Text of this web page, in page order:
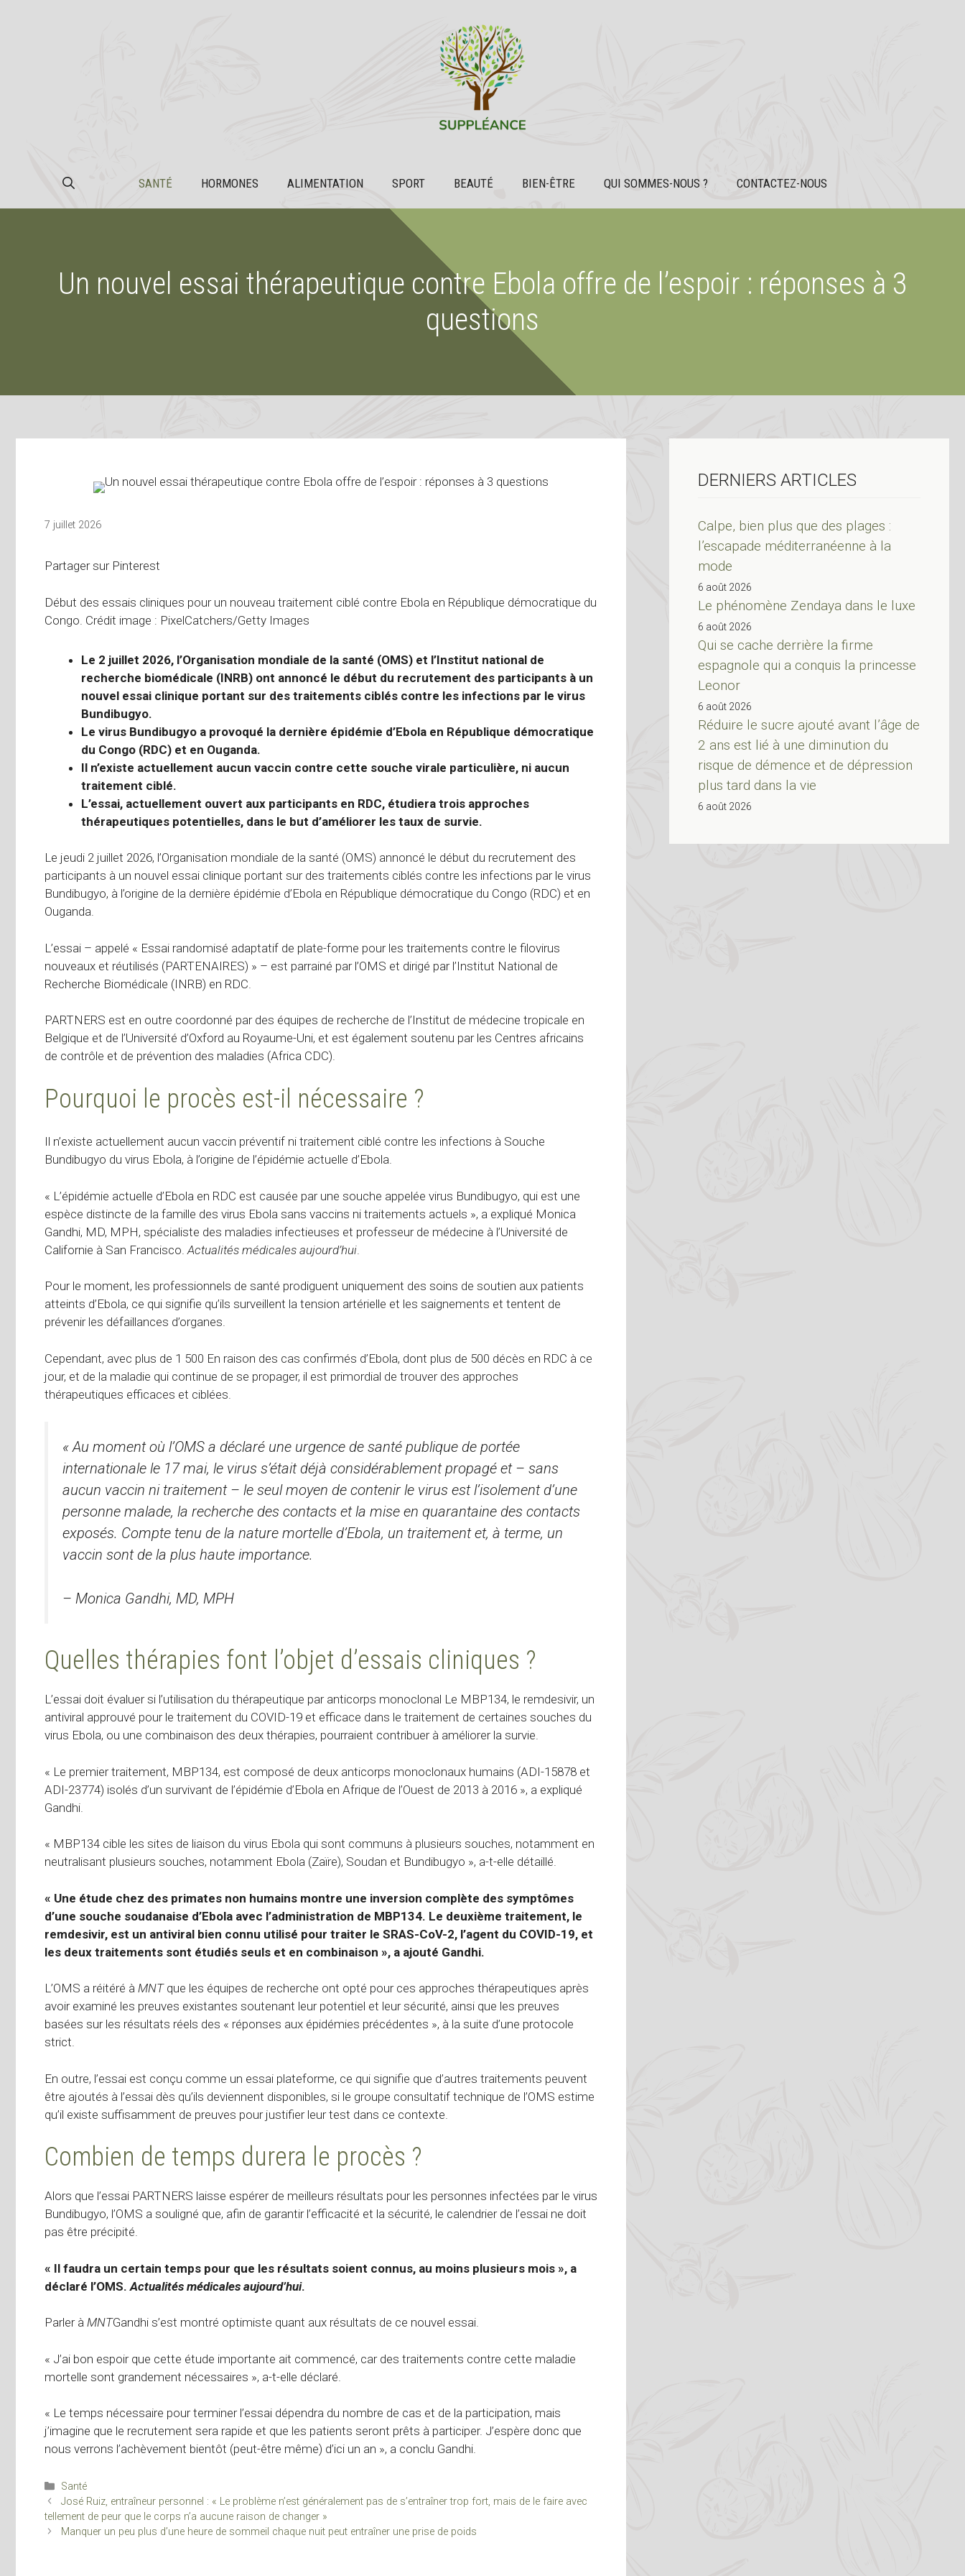
SANTÉ HORMONES ALIMENTATION SPORT BEAUTÉ BIEN-ÊTRE QUI SOMMES-NOUS ? CONTACTEZ-NOUS
Un nouvel essai thérapeutique contre Ebola offre de l’espoir : réponses à 3
questions
7 juillet 2026
Partager sur Pinterest
Début des essais cliniques pour un nouveau traitement ciblé contre Ebola en République démocratique du
Congo. Crédit image : PixelCatchers/Getty Images
Le 2 juillet 2026, l’Organisation mondiale de la santé (OMS) et l’Institut national de
recherche biomédicale (INRB) ont annoncé le début du recrutement des participants à un
nouvel essai clinique portant sur des traitements ciblés contre les infections par le virus
Bundibugyo.
Le virus Bundibugyo a provoqué la dernière épidémie d’Ebola en République démocratique
du Congo (RDC) et en Ouganda.
Il n’existe actuellement aucun vaccin contre cette souche virale particulière, ni aucun
traitement ciblé.
L’essai, actuellement ouvert aux participants en RDC, étudiera trois approches
thérapeutiques potentielles, dans le but d’améliorer les taux de survie.
Le jeudi 2 juillet 2026, l’Organisation mondiale de la santé (OMS) annoncé le début du recrutement des
participants à un nouvel essai clinique portant sur des traitements ciblés contre les infections par le virus
Bundibugyo, à l’origine de la dernière épidémie d’Ebola en République démocratique du Congo (RDC) et en
Ouganda.
L’essai – appelé « Essai randomisé adaptatif de plate-forme pour les traitements contre le filovirus
nouveaux et réutilisés (PARTENAIRES) » – est parrainé par l’OMS et dirigé par l’Institut National de
Recherche Biomédicale (INRB) en RDC.
PARTNERS est en outre coordonné par des équipes de recherche de l’Institut de médecine tropicale en
Belgique et de l’Université d’Oxford au Royaume-Uni, et est également soutenu par les Centres africains
de contrôle et de prévention des maladies (Africa CDC).
Pourquoi le procès est-il nécessaire ?
Il n’existe actuellement aucun vaccin préventif ni traitement ciblé contre les infections à Souche
Bundibugyo du virus Ebola, à l’origine de l’épidémie actuelle d’Ebola.
« L’épidémie actuelle d’Ebola en RDC est causée par une souche appelée virus Bundibugyo, qui est une
espèce distincte de la famille des virus Ebola sans vaccins ni traitements actuels », a expliqué Monica
Gandhi, MD, MPH, spécialiste des maladies infectieuses et professeur de médecine à l’Université de
Californie à San Francisco. Actualités médicales aujourd’hui
Pour le moment, les professionnels de santé prodiguent uniquement des soins de soutien aux patients
atteints d’Ebola, ce qui signifie qu’ils surveillent la tension artérielle et les saignements et tentent de
prévenir les défaillances d’organes.
Cependant, avec plus de 1 500 En raison des cas confirmés d’Ebola, dont ​plus de 500 décès en RDC à ce
jour, et de la maladie qui continue de se propager, il est primordial de trouver des approches
thérapeutiques efficaces et ciblées.
« Au moment où l’OMS a déclaré une urgence de santé publique de portée
internationale le 17 mai, le virus s’était déjà considérablement propagé et – sans
aucun vaccin ni traitement – ​​le seul moyen de contenir le virus est l’isolement d’une
personne malade, la recherche des contacts et la mise en quarantaine des contacts
exposés. Compte tenu de la nature mortelle d’Ebola, un traitement et, à terme, un
vaccin sont de la plus haute importance.
– Monica Gandhi, MD, MPH
Quelles thérapies font l’objet d’essais cliniques ?
L’essai doit évaluer si l’utilisation du thérapeutique par anticorps monoclonal Le MBP134, le remdesivir, un
antiviral approuvé pour le traitement du COVID-19 et efficace dans le traitement de certaines souches du
virus Ebola, ou une combinaison des deux thérapies, pourraient contribuer à améliorer la survie.
« Le premier traitement, MBP134, est composé de deux anticorps monoclonaux humains (ADI-15878 et
ADI-23774) isolés d’un survivant de l’épidémie d’Ebola en Afrique de l’Ouest de 2013 à 2016 », a expliqué
Gandhi.
« MBP134 cible les sites de liaison du virus Ebola qui sont communs à plusieurs souches, notamment en
neutralisant plusieurs souches, notamment Ebola (Zaïre), Soudan et Bundibugyo », a-t-elle détaillé.
« Une étude chez des primates non humains montre une inversion complète des symptômes
d’une souche soudanaise d’Ebola avec l’administration de MBP134. Le deuxième traitement, le
remdesivir, est un antiviral bien connu utilisé pour traiter le SRAS-CoV-2, l’agent du COVID-19, et
les deux traitements sont étudiés seuls et en combinaison », a ajouté Gandhi.
L’OMS a réitéré à MNTque les équipes de recherche ont opté pour ces approches thérapeutiques après
avoir examiné les preuves existantes soutenant leur potentiel et leur sécurité, ainsi que les preuves
basées sur les résultats réels des « réponses aux épidémies précédentes », à la suite d’une protocole
strict.
En outre, l’essai est conçu comme un essai plateforme, ce qui signifie que d’autres traitements peuvent
être ajoutés à l’essai dès qu’ils deviennent disponibles, si le groupe consultatif technique de l’OMS estime
qu’il existe suffisamment de preuves pour justifier leur test dans ce contexte.
Combien de temps durera le procès ?
Alors que l’essai PARTNERS laisse espérer de meilleurs résultats pour les personnes infectées par le virus
Bundibugyo, l’OMS a souligné que, afin de garantir l’efficacité et la sécurité, le calendrier de l’essai ne doit
pas être précipité.
« Il faudra un certain temps pour que les résultats soient connus, au moins plusieurs mois », a
déclaré l’OMS. Actualités médicales aujourd’hui.
Parler à MNTGandhi s’est montré optimiste quant aux résultats de ce nouvel essai.
« J’ai bon espoir que cette étude importante ait commencé, car des traitements contre cette maladie
mortelle sont grandement nécessaires », a-t-elle déclaré.
« Le temps nécessaire pour terminer l’essai dépendra du nombre de cas et de la participation, mais
j’imagine que le recrutement sera rapide et que les patients seront prêts à participer. J’espère donc que
nous verrons l’achèvement bientôt (peut-être même) d’ici un an », a conclu Gandhi.
Catégories
Santé
José Ruiz, entraîneur personnel : « Le problème n’est généralement pas de s’entraîner trop fort, mais de le faire avec
tellement de peur que le corps n’a aucune raison de changer »
Manquer un peu plus d’une heure de sommeil chaque nuit peut entraîner une prise de poids
DERNIERS ARTICLES
Calpe, bien plus que des plages :
l’escapade méditerranéenne à la
mode
6 août 2026
Le phénomène Zendaya dans le luxe
6 août 2026
Qui se cache derrière la firme
espagnole qui a conquis la princesse
Leonor
6 août 2026
Réduire le sucre ajouté avant l’âge de
2 ans est lié à une diminution du
risque de démence et de dépression
plus tard dans la vie
6 août 2026